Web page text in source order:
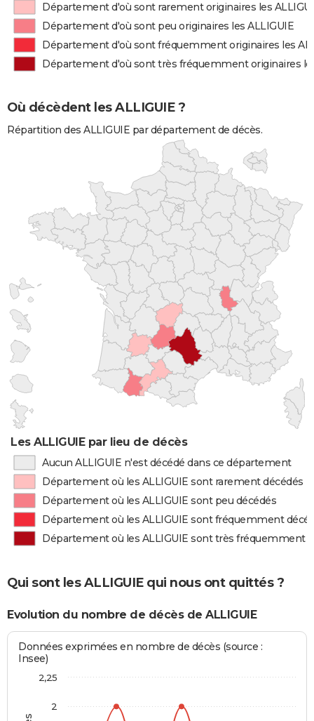
Département d'où sont rarement originaires les
Département d'où sont peu originaires les ALLIGUIE
Département d'où sont fréquemment originaires les
Département d'où sont très fréquemment originaires
Où décèdent les ALLIGUIE ?
Répartition des ALLIGUIE par département de décès.
Les ALLIGUIE par lieu de décès
Aucun ALLIGUIE n'est décédé dans ce département
Département où les ALLIGUIE sont rarement décédés
Département où les ALLIGUIE sont peu décédés
Département où les ALLIGUIE sont fréquemment
Département où les ALLIGUIE sont très fréquemment
Qui sont les ALLIGUIE qui nous ont quittés ?
Evolution du nombre de décès de ALLIGUIE
Données exprimées en nombre de décès (source :
Insee)
2
2,25